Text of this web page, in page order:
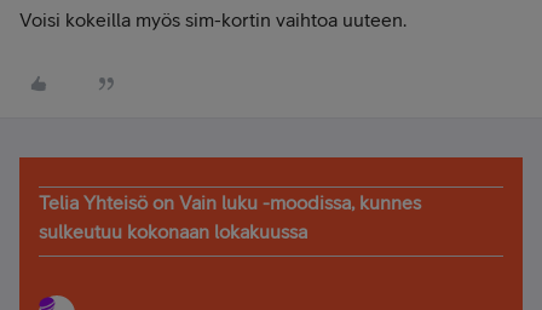
Voisi kokeilla myös sim-kortin vaihtoa uuteen.
Telia Yhteisö on Vain luku -moodissa, kunnes
sulkeutuu kokonaan lokakuussa